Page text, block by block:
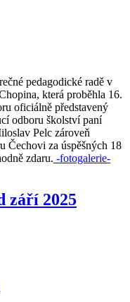
pedagodické radě v
která proběhla 16.
oficiálně představený
odboru školství paní
Pelc zároveň
Čechovi za úspěšných 18
zdaru. -fotogalerie-
září 2025